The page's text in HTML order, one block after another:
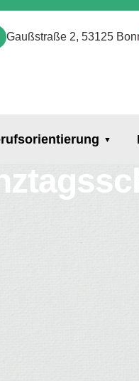
Gaußstraße 2, 53125